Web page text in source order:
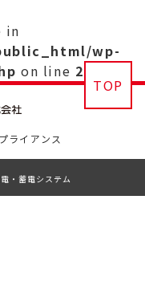
in
wp-
on line 29
TOP
ライアンス
・蓄電システム